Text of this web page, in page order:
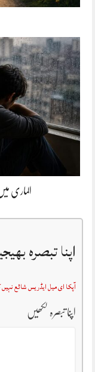
الماری
اپنا تبصرہ
آپکا ای میل ایڈریس شائع نہیں
اپنا تبصرہ لکھیں